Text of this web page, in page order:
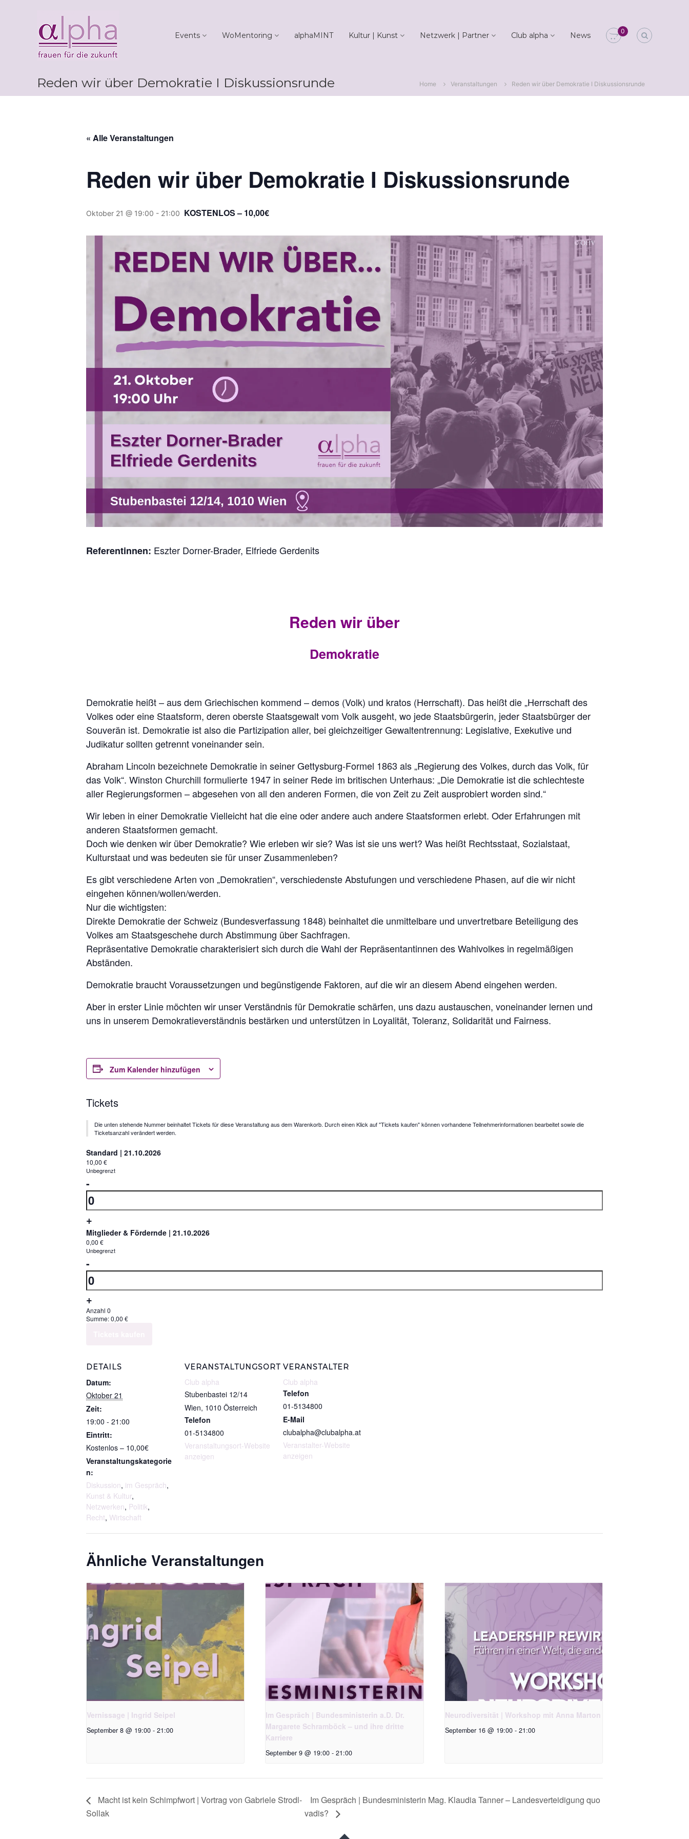
alpha
Frauen
für
die
Events WoMentoring alphaMINT Kultur | Kunst Netzwerk | Partner Club alpha News 0
Reden wir über Demokratie I Diskussionsrunde Home Veranstaltungen Reden wir über Demokratie I Diskussionsrunde
« Alle Veranstaltungen
Reden wir über Demokratie I Diskussionsrunde
Oktober 21 @ 19:00 - 21:00 KOSTENLOS – 10,00€
Referentinnen: Eszter Dorner-Brader, Elfriede Gerdenits
Reden wir über
Demokratie
Demokratie heißt – aus dem Griechischen kommend – demos (Volk) und kratos (Herrschaft). Das heißt die „Herrschaft des
Volkes oder eine Staatsform, deren oberste Staatsgewalt vom Volk ausgeht, wo jede Staatsbürgerin, jeder Staatsbürger der
Souverän ist. Demokratie ist also die Partizipation aller, bei gleichzeitiger Gewaltentrennung: Legislative, Exekutive und
Judikatur sollten getrennt voneinander sein.
Abraham Lincoln bezeichnete Demokratie in seiner Gettysburg-Formel 1863 als „Regierung des Volkes, durch das Volk, für
das Volk“. Winston Churchill formulierte 1947 in seiner Rede im britischen Unterhaus: „Die Demokratie ist die schlechteste
aller Regierungsformen – abgesehen von all den anderen Formen, die von Zeit zu Zeit ausprobiert worden sind.“
Wir leben in einer Demokratie Vielleicht hat die eine oder andere auch andere Staatsformen erlebt. Oder Erfahrungen mit
anderen Staatsformen gemacht.
Doch wie denken wir über Demokratie? Wie erleben wir sie? Was ist sie uns wert? Was heißt Rechtsstaat, Sozialstaat,
Kulturstaat und was bedeuten sie für unser Zusammenleben?
Es gibt verschiedene Arten von „Demokratien“, verschiedenste Abstufungen und verschiedene Phasen, auf die wir nicht
eingehen können/wollen/werden.
Nur die wichtigsten:
Direkte Demokratie der Schweiz (Bundesverfassung 1848) beinhaltet die unmittelbare und unvertretbare Beteiligung des
Volkes am Staatsgeschehe durch Abstimmung über Sachfragen.
Repräsentative Demokratie charakterisiert sich durch die Wahl der Repräsentantinnen des Wahlvolkes in regelmäßigen
Abständen.
Demokratie braucht Voraussetzungen und begünstigende Faktoren, auf die wir an diesem Abend eingehen werden.
Aber in erster Linie möchten wir unser Verständnis für Demokratie schärfen, uns dazu austauschen, voneinander lernen und
uns in unserem Demokratieverständnis bestärken und unterstützen in Loyalität, Toleranz, Solidarität und Fairness.
Zum Kalender hinzufügen
DETAILS
Datum:
Oktober 21
Zeit:
19:00 - 21:00
Eintritt:
Kostenlos – 10,00€
Veranstaltungskategorie
n:
Diskussion, im Gespräch,
Kunst & Kultur,
Netzwerken, Politik,
Recht, Wirtschaft
VERANSTALTUNGSORT
Club alpha
Stubenbastei 12/14
Wien, 1010 Österreich
Telefon
01-5134800
Veranstaltungsort-Website
anzeigen
VERANSTALTER
Club alpha
Telefon
01-5134800
E-Mail
clubalpha@clubalpha.at
Veranstalter-Website
anzeigen
Tickets
Die unten stehende Nummer beinhaltet Tickets für diese Veranstaltung aus dem Warenkorb. Durch einen Klick auf "Tickets kaufen" können vorhandene Teilnehmerinformationen bearbeitet sowie die
Ticketsanzahl verändert werden.
Standard | 21.10.2026
10,00 €
Unbegrenzt
Verringern
der
Ticketanzahl
für
Standard
|
21.10.2026
-
Anzahl
Erhöhe
die
Ticketsanzahl
für
Standard
|
21.10.2026
+
Mitglieder & Fördernde | 21.10.2026
0,00 €
Unbegrenzt
Verringern
der
Ticketanzahl
für
Mitglieder
|
21.10.2026
-
Anzahl
Erhöhe
die
&
Fördernde
|
21.10.2026
+
Anzahl 0
Summe:0,00 €
Ähnliche Veranstaltungen
Vernissage | Ingrid Seipel
September 8 @ 19:00 - 21:00
Im Gespräch | Bundesministerin a.D. Dr.
Margarete Schramböck – und ihre dritte
Karriere
September 9 @ 19:00 - 21:00
Neurodiversität | Workshop mit Anna Marton
September 16 @ 19:00 - 21:00
Macht ist kein Schimpfwort | Vortrag von Gabriele Strodl-
Sollak
Im Gespräch | Bundesministerin Mag. Klaudia Tanner – Landesverteidigung quo
vadis?